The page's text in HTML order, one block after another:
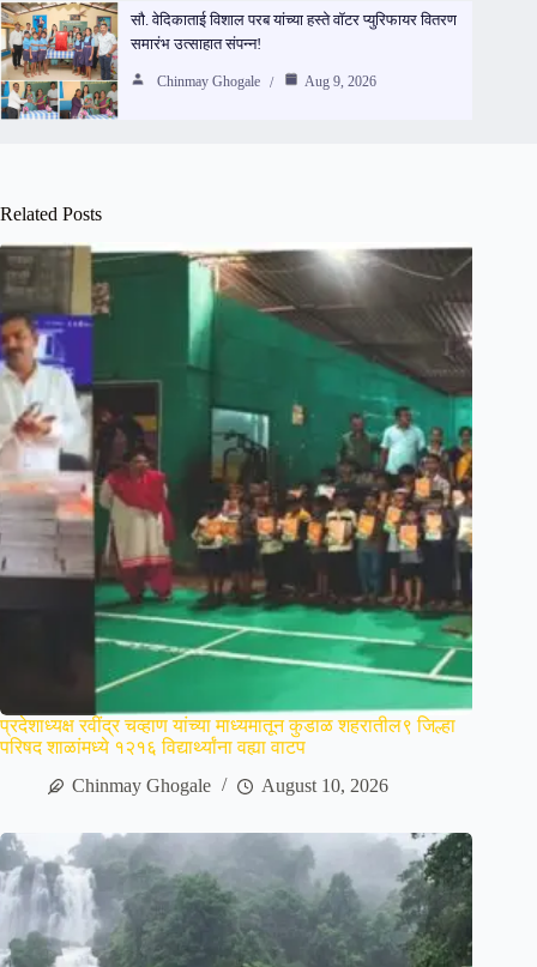
सौ. वेदिकाताई विशाल परब यांच्या हस्ते वॉटर प्युरिफायर वितरण
समारंभ उत्साहात संपन्न!
Chinmay Ghogale Aug 9, 2026
Related Posts
प्रदेशाध्यक्ष रवींद्र चव्हाण यांच्या माध्यमातून कुडाळ शहरातील९ जिल्हा
परिषद शाळांमध्ये १२१६ विद्यार्थ्यांना वह्या वाटप
Chinmay Ghogale
August 10, 2026